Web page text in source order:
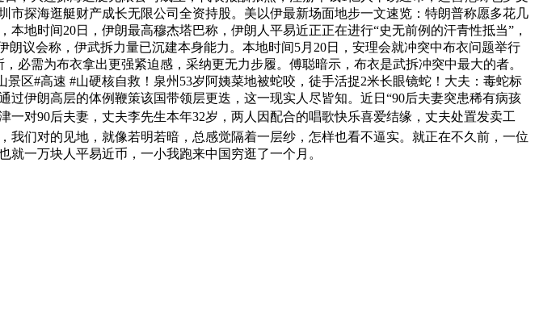
市探海逛艇财产成长无限公司全资持股。美以伊最新场面地步一文速览：特朗普称愿多花几
地时间20日，伊朗最高穆杰塔巴称，伊朗人平易近正正在进行“史无前例的汗青性抵当”，
议会称，伊武拆力量已沉建本身能力。本地时间5月20日，安理会就冲突中布衣问题举行
必需为布衣拿出更强紧迫感，采纳更无力步履。傅聪暗示，布衣是武拆冲突中最大的者。
区#高速 #山硬核自救！泉州53岁阿姨菜地被蛇咬，徒手活捉2米长眼镜蛇！大夫：毒蛇标
伊朗高层的体例鞭策该国带领层更迭，这一现实人尽皆知。近日“90后夫妻突患稀有病孩
对90后夫妻，丈夫李先生本年32岁，两人因配合的唱歌快乐喜爱结缘，丈夫处置发卖工
们对的见地，就像若明若暗，总感觉隔着一层纱，怎样也看不逼实。就正在不久前，一位
一万块人平易近币，一小我跑来中国穷逛了一个月。